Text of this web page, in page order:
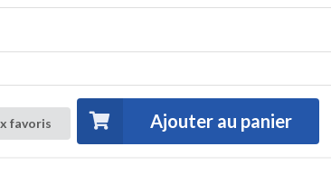
favoris Ajouter au panier